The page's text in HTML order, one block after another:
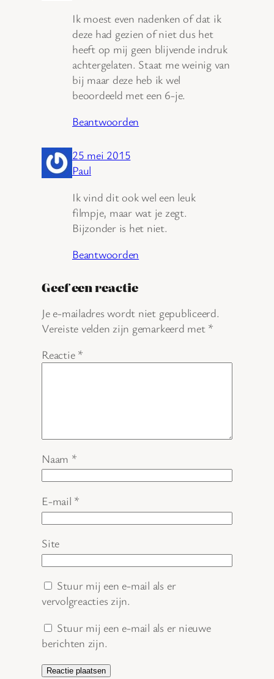
Ik moest even nadenken of dat ik
deze had gezien of niet dus het
heeft op mij geen blijvende indruk
achtergelaten. Staat me weinig van
bij maar deze heb ik wel
beoordeeld met een 6-je.
Beantwoorden
25 mei 2015
Paul
Ik vind dit ook wel een leuk
filmpje, maar wat je zegt.
Bijzonder is het niet.
Beantwoorden
Geef een reactie
Je e-mailadres wordt niet gepubliceerd.
Vereiste velden zijn gemarkeerd met *
Reactie *
Naam *
E-mail *
Site
Stuur mij een e-mail als er
vervolgreacties zijn.
Stuur mij een e-mail als er nieuwe
berichten zijn.